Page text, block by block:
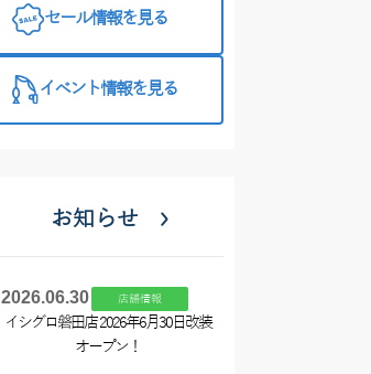
♪【イシグロ
セール情報を見る
イベント情報を見る
お知らせ
2026.06.30 店舗情報
イシグロ磐田店 2026年6月30日改装
オープン！